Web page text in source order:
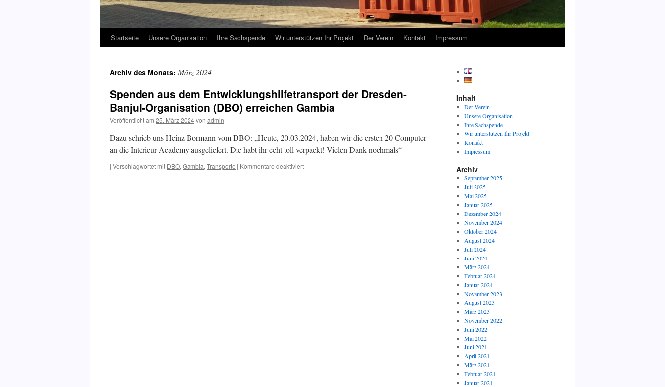
Startseite Unsere Organisation Ihre Sachspende Wir unterstützen Ihr Projekt Der Verein Kontakt Impressum
Archiv des Monats: März 2024
Spenden aus dem Entwicklungshilfetransport der Dresden-
Banjul-Organisation (DBO) erreichen Gambia
Veröffentlicht am 25. März 2024von admin
Dazu schrieb uns Heinz Bormann vom DBO: „Heute, 20.03.2024, haben wir die ersten 20 Computer
an die Interieur Academy ausgeliefert. Die habt ihr echt toll verpackt! Vielen Dank nochmals“
| Verschlagwortet mit DBO, Gambia, Transporte | Kommentare deaktiviertfür
Inhalt
Der Verein
Unsere Organisation
Ihre Sachspende
Wir unterstützen Ihr Projekt
Kontakt
Impressum
Archiv
September 2025
Juli 2025
Mai 2025
Januar 2025
Dezember 2024
November 2024
Oktober 2024
August 2024
Juli 2024
Juni 2024
März 2024
Februar 2024
Januar 2024
November 2023
August 2023
März 2023
November 2022
Juni 2022
Mai 2022
Juni 2021
April 2021
März 2021
Februar 2021
Januar 2021